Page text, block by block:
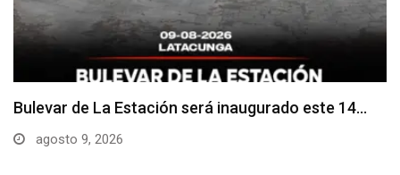
Adoquines levantados generan preocupación en
dos vías de…